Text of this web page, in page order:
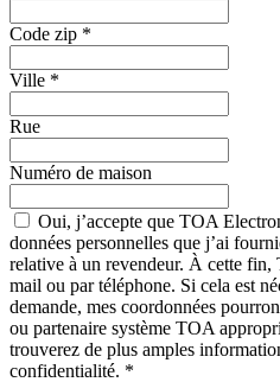
Code zip *
Ville *
Rue
Numéro de maison
Oui, j’accepte que TOA
données personnelles que j’ai
relative à un revendeur. À cette fin,
mail ou par téléphone. Si cela est
demande, mes coordonnées
ou partenaire système TOA
trouverez de plus amples
confidentialité. *